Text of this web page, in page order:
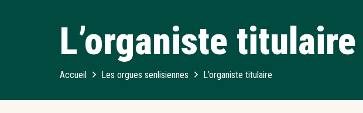
L’organiste titulaire
Accueil Les orgues senlisiennes L’organiste titulaire